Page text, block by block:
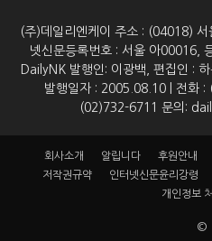
(주)데일리엔케이 주소 : (04018)
넷신문등록번호 : 서울 아00016,
DailyNK 발행인: 이광백, 편집인 :
발행일자 : 2005.08.10 | 전화
(02)732-6711 문의:
회사소개 알립니다 후원안내
저작권규약
인터넷신문윤리강령
개인정보
©